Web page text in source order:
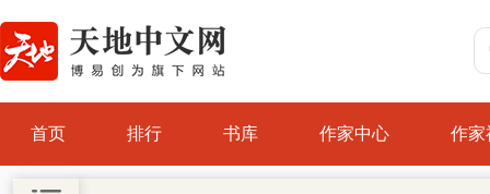
首页 排行 书库 作家中心 作家